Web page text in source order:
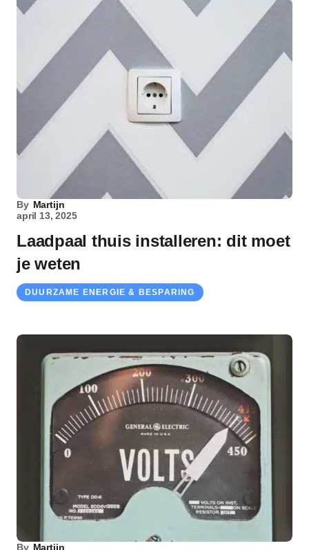
By Martijn
april 13, 2025
Laadpaal thuis installeren: dit moet
je weten
DUURZAME ENERGIE & BESPARING
By Martijn